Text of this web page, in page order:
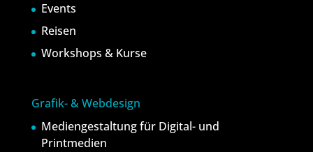
Events
Reisen
Workshops & Kurse
Grafik- & Webdesign
Mediengestaltung für Digital- und
Printmedien